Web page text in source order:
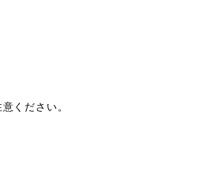
ください。